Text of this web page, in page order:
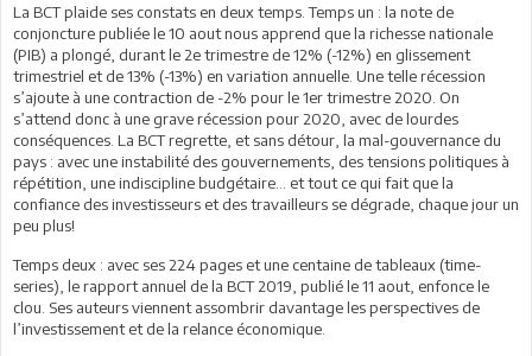
La BCT plaide ses constats en deux temps. Temps un : la note de
conjoncture publiée le 10 aout nous apprend que la richesse nationale
(PIB) a plongé, durant le 2e trimestre de 12% (-12%) en glissement
trimestriel et de 13% (-13%) en variation annuelle. Une telle récession
s’ajoute à une contraction de -2% pour le 1er trimestre 2020. On
s’attend donc à une grave récession pour 2020, avec de lourdes
conséquences. La BCT regrette, et sans détour, la mal-gouvernance du
pays : avec une instabilité des gouvernements, des tensions politiques à
répétition, une indiscipline budgétaire… et tout ce qui fait que la
confiance des investisseurs et des travailleurs se dégrade, chaque jour un
peu plus!
Temps deux : avec ses 224 pages et une centaine de tableaux (time-
series), le rapport annuel de la BCT 2019, publié le 11 aout, enfonce le
clou. Ses auteurs viennent assombrir davantage les perspectives de
l’investissement et de la relance économique.